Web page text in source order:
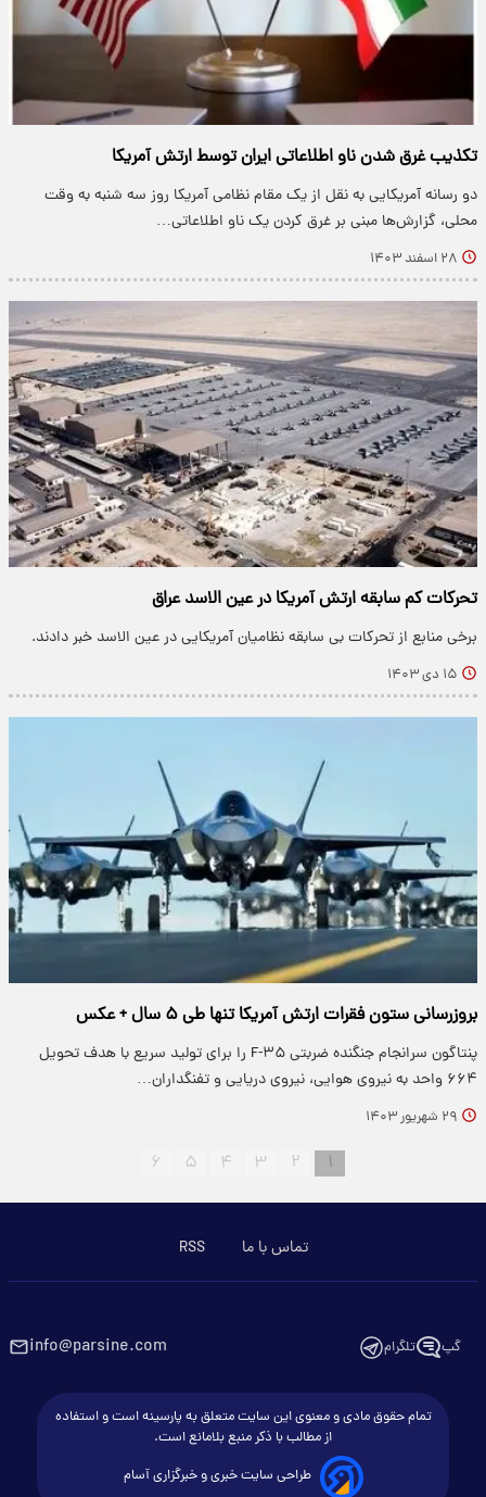
تکذیب غرق شدن ناو اطلاعاتی ایران توسط ارتش آمریکا
دو رسانه آمریکایی به نقل از یک مقام نظامی آمریکا روز سه شنبه به وقت
محلی، گزارش‌ها مبنی بر غرق کردن یک ناو اطلاعاتی…
۲۸ اسفند ۱۴۰۳
تحرکات کم سابقه ارتش آمریکا در عین الاسد عراق
برخی منابع از تحرکات بی سابقه نظامیان آمریکایی در عین الاسد خبر دادند.
۱۵ دی ۱۴۰۳
بروزرسانی ستون فقرات ارتش آمریکا تنها طی ۵ سال + عکس
پنتاگون سرانجام جنگنده ضربتی F-۳۵ را برای تولید سریع با هدف تحویل
۶۶۴ واحد به نیروی هوایی، نیروی دریایی و تفنگداران…
۲۹ شهریور ۱۴۰۳
۱ ۲ ۳ ۴ ۵ ۶
تماس با ما RSS
گپ تلگرام info@parsine.com
تمام حقوق مادی و معنوی این سایت متعلق به پارسینه است و استفاده
از مطالب با ذکر منبع بلامانع است.
طراحی سایت خبری و خبرگزاری آسام